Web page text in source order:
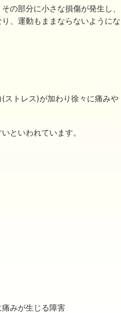
の部分に小さな損傷が発生し、
、運動もままならないようにな
ストレス)が加わり徐々に痛みや
といわれています。
みが生じる障害